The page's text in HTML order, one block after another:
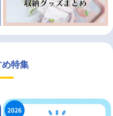
め特集